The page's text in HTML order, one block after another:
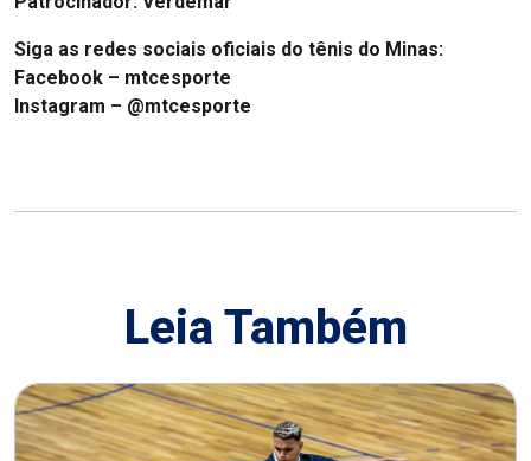
Siga as redes sociais oficiais do tênis do Minas:
Facebook – mtcesporte
Instagram – @mtcesporte
Leia Também